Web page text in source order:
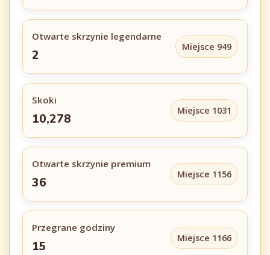
Otwarte skrzynie legendarne
2
Miejsce 949
Skoki
10,278
Miejsce 1031
Otwarte skrzynie premium
36
Miejsce 1156
Przegrane godziny
15
Miejsce 1166